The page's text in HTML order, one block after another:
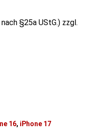
§25a UStG.) zzgl.
16, iPhone 17